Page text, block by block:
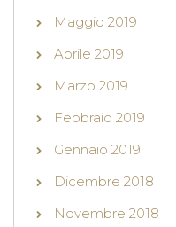
Maggio 2019
Aprile 2019
Marzo 2019
Febbraio 2019
Gennaio 2019
Dicembre 2018
Novembre 2018